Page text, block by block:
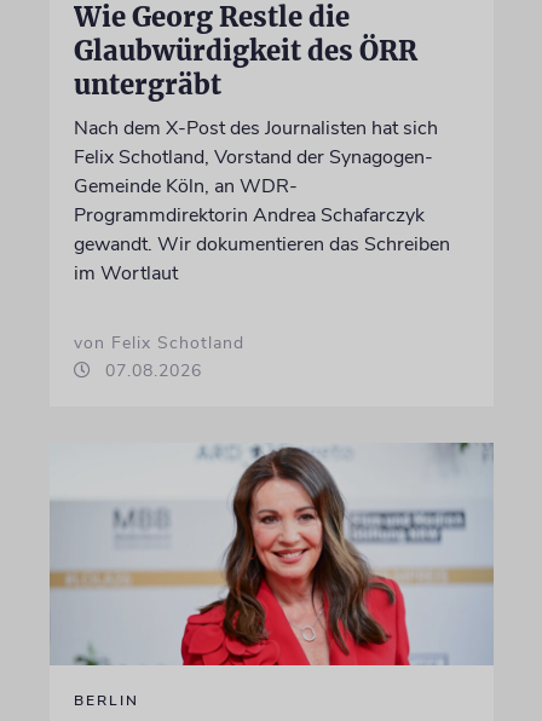
Wie Georg Restle die
Glaubwürdigkeit des ÖRR
untergräbt
Nach dem X-Post des Journalisten hat sich
Felix Schotland, Vorstand der Synagogen-
Gemeinde Köln, an WDR-
Programmdirektorin Andrea Schafarczyk
gewandt. Wir dokumentieren das Schreiben
im Wortlaut
von Felix Schotland
07.08.2026
BERLIN